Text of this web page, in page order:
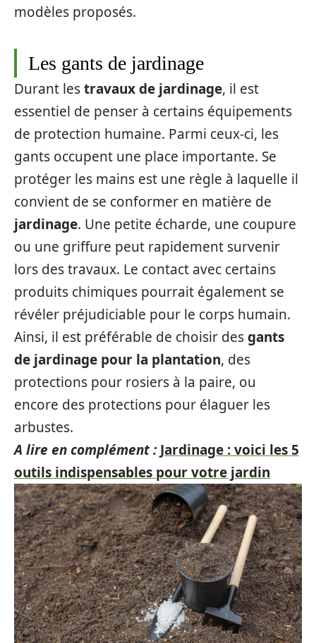
modèles proposés.
Les gants de jardinage
Durant lestravaux de jardinage, il est
essentiel de penser à certains équipements
de protection humaine. Parmi ceux-ci, les
gants occupent une place importante. Se
protéger les mains est une règle à laquelle il
convient de se conformer en matière de
jardinage. Une petite écharde, une coupure
ou une griffure peut rapidement survenir
lors des travaux. Le contact avec certains
produits chimiques pourrait également se
révéler préjudiciable pour le corps humain.
Ainsi, il est préférable de choisir desgants
de jardinage pour la plantation, des
protections pour rosiers à la paire, ou
encore des protections pour élaguer les
arbustes.
A lire en complément : Jardinage : voici les 5
outils indispensables pour votre jardin